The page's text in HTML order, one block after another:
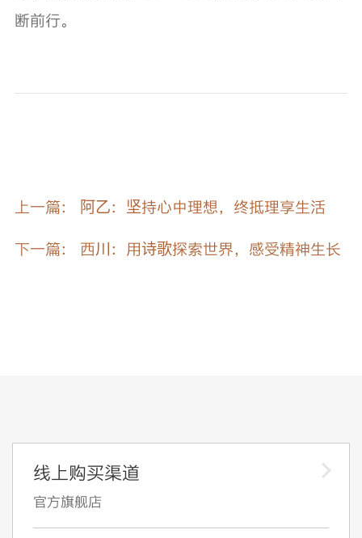
断前行。
上一篇： 阿乙：坚持心中理想，终抵理享生活
下一篇： 西川：用诗歌探索世界，感受精神生长
线上购买渠道
官方旗舰店